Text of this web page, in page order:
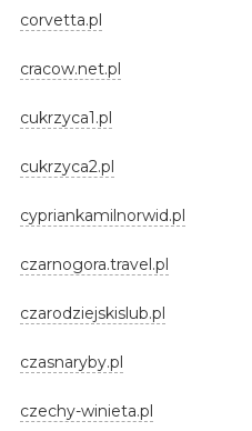
corvetta.pl
cracow.net.pl
cukrzyca1.pl
cukrzyca2.pl
cypriankamilnorwid.pl
czarnogora.travel.pl
czarodziejskislub.pl
czasnaryby.pl
czechy-winieta.pl